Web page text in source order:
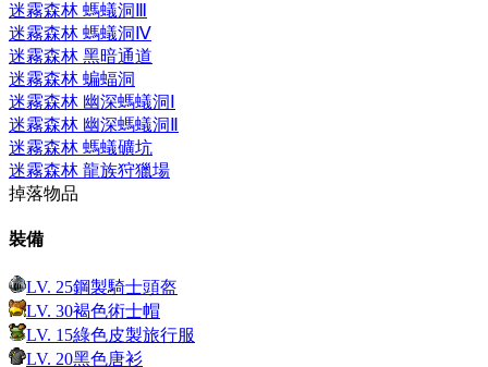
迷霧森林 螞蟻洞Ⅲ
迷霧森林 螞蟻洞Ⅳ
迷霧森林 黑暗通道
迷霧森林 蝙蝠洞
迷霧森林 幽深螞蟻洞Ⅰ
迷霧森林 幽深螞蟻洞Ⅱ
迷霧森林 螞蟻礦坑
迷霧森林 龍族狩獵場
掉落物品
裝備
LV. 25鋼製騎士頭盔
LV. 30褐色術士帽
LV. 15綠色皮製旅行服
LV. 20黑色唐衫